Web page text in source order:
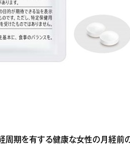
経周期を有する健康な女性の月経